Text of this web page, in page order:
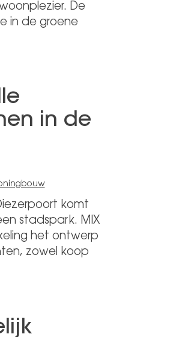
De
in de groene
in de
komt
stadspark. MIX
het ontwerp
zowel koop